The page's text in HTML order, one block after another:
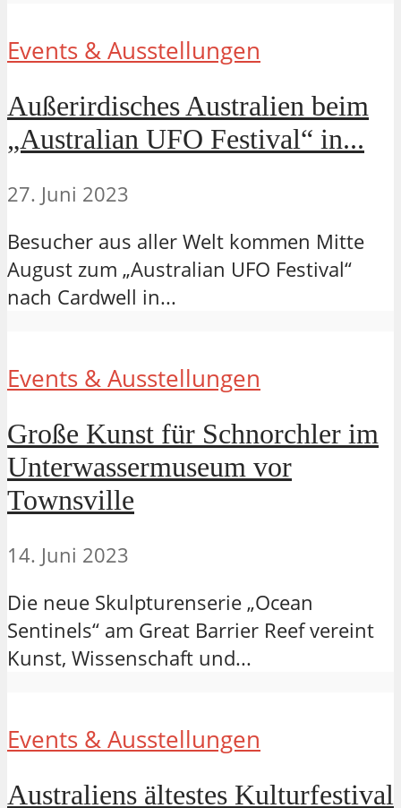
Events & Ausstellungen
Außerirdisches Australien beim
„Australian UFO Festival“ in...
27. Juni 2023
Besucher aus aller Welt kommen Mitte
August zum „Australian UFO Festival“
nach Cardwell in...
Events & Ausstellungen
Große Kunst für Schnorchler im
Unterwassermuseum vor
Townsville
14. Juni 2023
Die neue Skulpturenserie „Ocean
Sentinels“ am Great Barrier Reef vereint
Kunst, Wissenschaft und...
Events & Ausstellungen
Australiens ältestes Kulturfestival